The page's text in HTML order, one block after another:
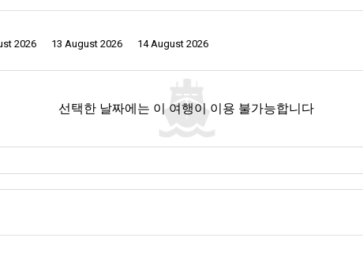
의 천국이기도 합니다. 카오 속 국립공원을 방문한다면, 멀리서 길게 울리는
앙 정류장은 다양한 이동 경로의 핵심 거점 역할을 합니다. 여기서 버스와 미
며, 공원의 수로를 따라 여유로운 여행을 즐길 수 있습니다. 택시나 가이드
2026 13 August 2026 14 August 2026
선택한 날짜에는 이 여행이 이용 불가능합니다